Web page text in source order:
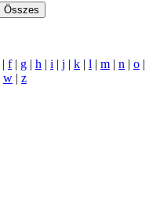
| f| g | h | i | j | k | l | m | n | o |
w | z